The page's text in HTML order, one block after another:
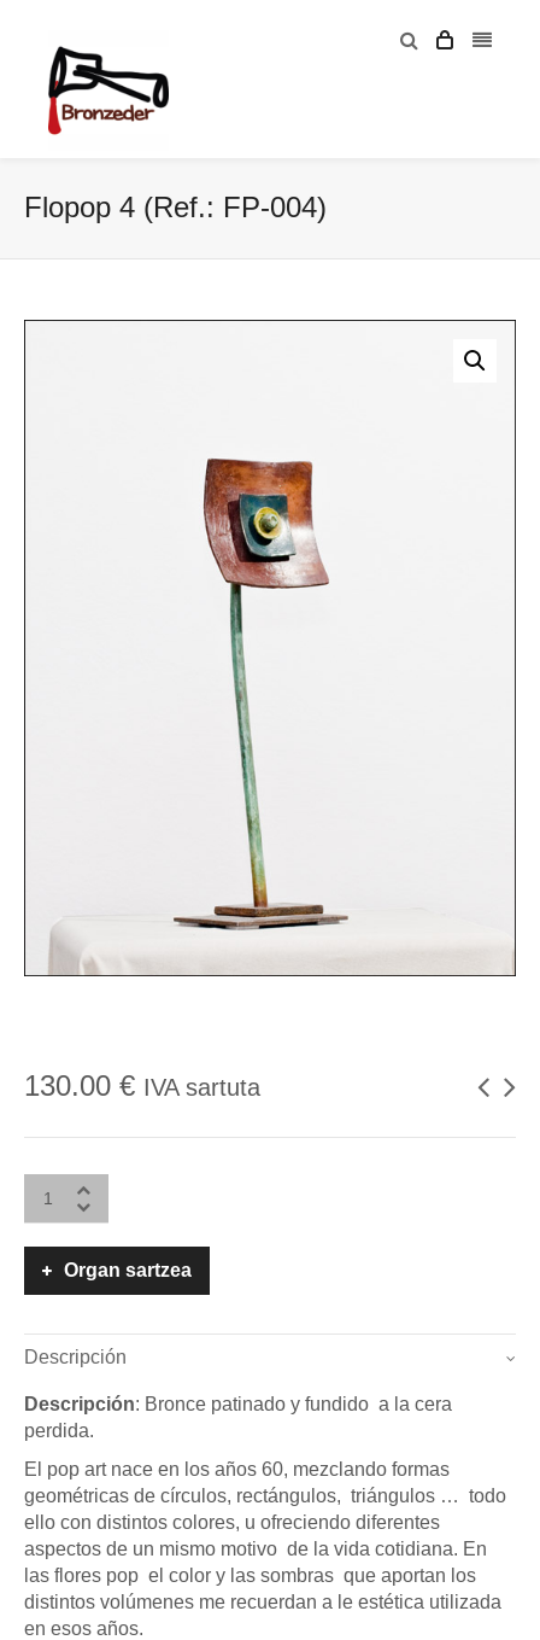
Flopop 4 (Ref.: FP-004)
130.00 € IVA sartuta
Organ sartzea
Descripción
Descripción: Bronce patinado y fundido a la cera
perdida.
El pop art nace en los años 60, mezclando formas
geométricas de círculos, rectángulos, triángulos … todo
ello con distintos colores, u ofreciendo diferentes
aspectos de un mismo motivo de la vida cotidiana. En
las flores pop el color y las sombras que aportan los
distintos volúmenes me recuerdan a le estética utilizada
en esos años.